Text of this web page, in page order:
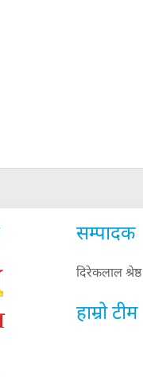
सम्पादक
दिरेकलाल श्रेष्ठ
हाम्रो टीम